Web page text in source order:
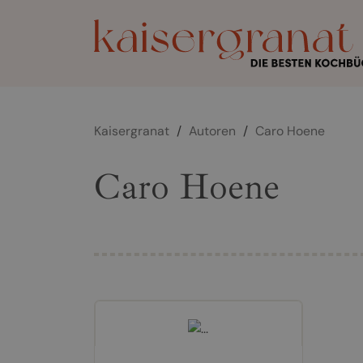
Kaisergranat / Autoren / Caro Hoene
Caro Hoene